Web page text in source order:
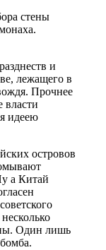
стены
и
лежащего в
Прочнее
власти
идеею
островов
а Китай
Один лишь